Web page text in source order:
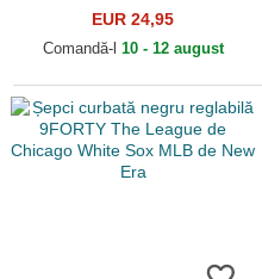
Structured de Chicago White
Sox MLB de Nike
EUR 24,95
Comandă-l 10 - 12 august